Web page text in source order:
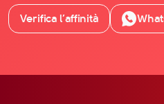
Verifica l’affinità